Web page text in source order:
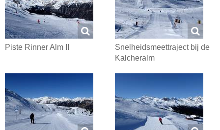
Piste Rinner Alm II
Snelheidsmeettraject bij de
Kalcheralm